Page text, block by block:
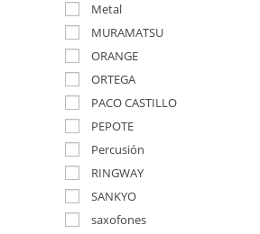
Metal
MURAMATSU
ORANGE
ORTEGA
PACO CASTILLO
PEPOTE
Percusión
RINGWAY
SANKYO
saxofones